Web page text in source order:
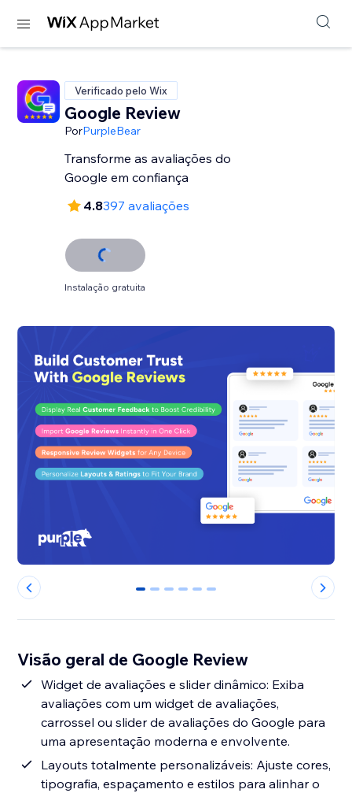
Verificado pelo Wix
Google Review
PorPurpleBear
Transforme as avaliações do
Google em confiança
4.8397 avaliações
Instalação gratuita
0 1 2 3 4 5
Visão geral de Google Review
Widget de avaliações e slider dinâmico: Exiba
avaliações com um widget de avaliações,
carrossel ou slider de avaliações do Google para
uma apresentação moderna e envolvente.
Layouts totalmente personalizáveis: Ajuste cores,
tipografia, espaçamento e estilos para alinhar o